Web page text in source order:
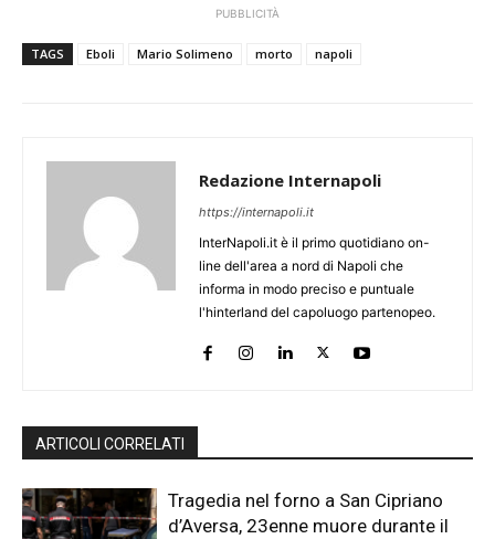
PUBBLICITÀ
TAGS Eboli Mario Solimeno morto napoli
Redazione Internapoli
https://internapoli.it
InterNapoli.it è il primo quotidiano on-
line dell'area a nord di Napoli che
informa in modo preciso e puntuale
l'hinterland del capoluogo partenopeo.
ARTICOLI CORRELATI
Tragedia nel forno a San Cipriano
d’Aversa, 23enne muore durante il